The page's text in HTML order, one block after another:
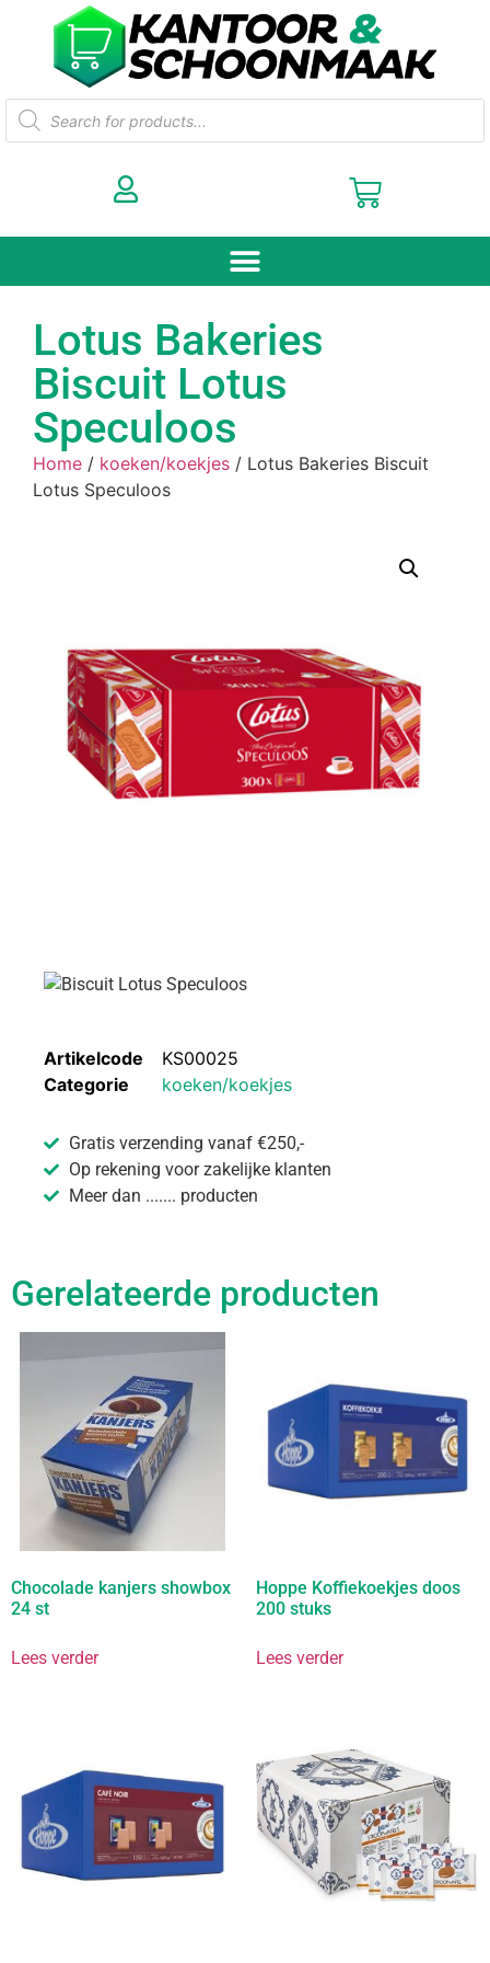
Lotus Bakeries
Biscuit Lotus
Speculoos
Home / koeken/koekjes / Lotus Bakeries Biscuit
Lotus Speculoos
Artikelcode
KS00025
Categorie
koeken/koekjes
Gratis verzending vanaf €250,-
Op rekening voor zakelijke klanten
Meer dan ....... producten
Gerelateerde producten
Chocolade kanjers showbox
24 st
Lees verder
Hoppe Koffiekoekjes doos
200 stuks
Lees verder